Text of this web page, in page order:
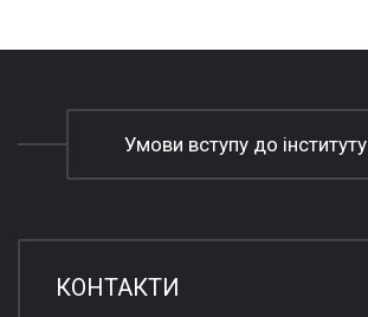
Умови вступу до інституту
КОНТАКТИ